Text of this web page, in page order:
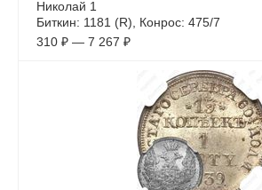
Николай 1
Биткин: 1181 (R), Конрос: 475/7
310 ₽ — 7 267 ₽